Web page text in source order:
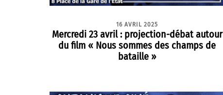
16 AVRIL 2025
Mercredi 23 avril : projection-débat autour
du film « Nous sommes des champs de
bataille »